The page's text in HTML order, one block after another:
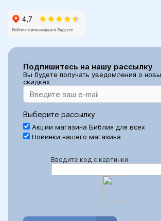
Подпишитесь на нашу рассылку
Вы будете получать уведомления о
скидках
Выберите рассылку
Акции магазина Библия для всех
Новинки нашего магазина
Введите код с картинки